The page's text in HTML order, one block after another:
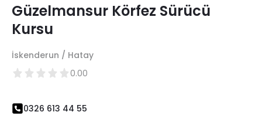
Güzelmansur Körfez Sürücü
Kursu
İskenderun / Hatay
0.00
0326 613 44 55